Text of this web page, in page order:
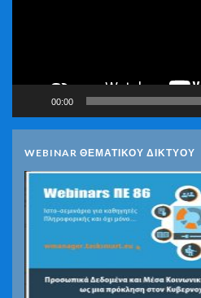
00:00
WEBINAR ΘΕΜΑΤΙΚΟΥ ΔΙΚΤΥΟΥ